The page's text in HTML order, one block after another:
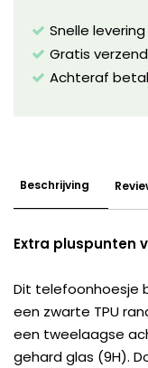
Snelle levering
Gratis
Achteraf
Beschrijving
Extra pluspunten
Dit telefoonhoesje
een zwarte TPU
een tweelaagse
gehard glas (9H).